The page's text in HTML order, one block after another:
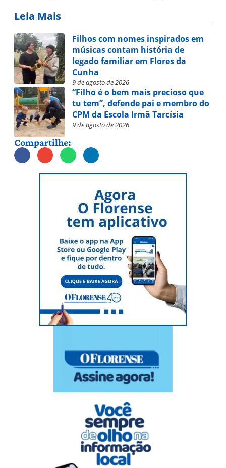
Leia Mais
Filhos com nomes inspirados em
músicas contam história de
legado familiar em Flores da
Cunha
9 de agosto de 2026
“Filho é o bem mais precioso que
tu tem”, defende pai e membro do
CPM da Escola Irmã Tarcísia
9 de agosto de 2026
Compartilhe: